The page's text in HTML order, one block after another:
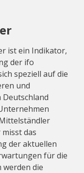
ist ein Indikator,
der ifo
speziell auf die
und
das
der aktuellen
für die
werden die